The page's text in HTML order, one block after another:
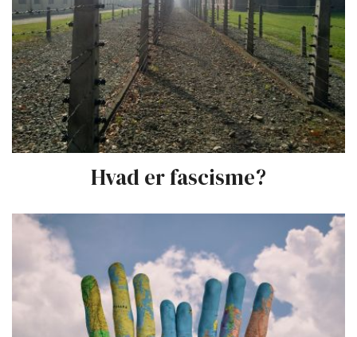
Hvad er fascisme?